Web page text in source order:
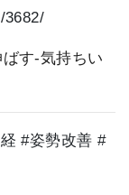
3682/
す-気持ちい
#姿勢改善 #